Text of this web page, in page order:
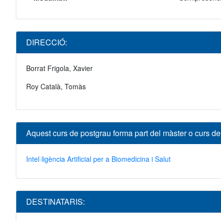
DIRECCIÓ:
Borrat Frigola, Xavier
Roy Català, Tomàs
Aquest curs de postgrau forma part del màster o curs
Intel·ligència Artificial per a Biomedicina i Salut
DESTINATARIS: